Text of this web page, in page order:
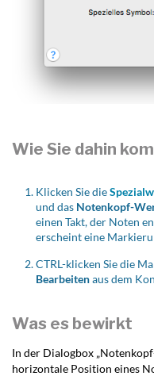
Wie Sie dahin
Klicken Sie die
und das Notenkopf-
einen Takt, der Noten
erscheint eine
CTRL-klicken Sie die
Bearbeitenaus dem
Was es bewirkt
In der Dialogbox
horizontale Position eines